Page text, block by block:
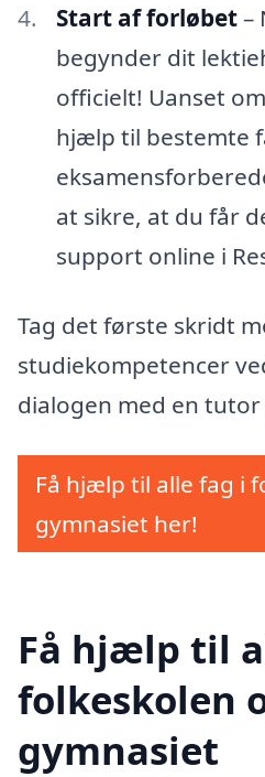
Start af forløbet–
begynder dit
officielt! Uanset
hjælp til bestemte
at sikre, at du får
support online i
Tag det første skridt
studiekompetencer
dialogen med en
Få hjælp til alle fag i
gymnasiet her!
Få hjælp til
folkeskolen
gymnasiet